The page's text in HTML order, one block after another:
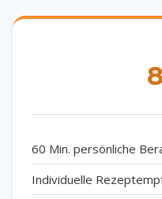
60 Min. persönliche
Individuelle